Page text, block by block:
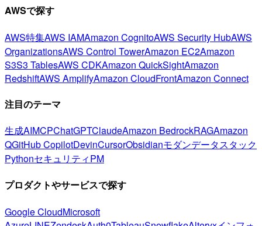
AWSで探す
AWS特集AWS IAMAmazon CognitoAWS Security HubAWS
OrganizationsAWS Control TowerAmazon EC2Amazon
S3S3 TablesAWS CDKAmazon QuickSightAmazon
RedshiftAWS AmplifyAmazon CloudFrontAmazon Connect
注目のテーマ
生成AIMCPChatGPTClaudeAmazon BedrockRAGAmazon
QGitHub CopilotDevinCursorObsidianモダンデータスタック
PythonセキュリティPM
プロダクトやサービスで探す
Google CloudMicrosoft